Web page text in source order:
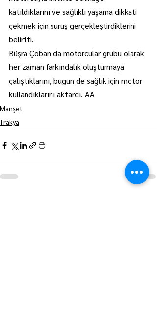
katıldıklarını ve sağlıklı yaşama dikkati
çekmek için sürüş gerçekleştirdiklerini
belirtti.
Büşra Çoban da motorcular grubu olarak
her zaman farkındalık oluşturmaya
çalıştıklarını, bugün de sağlık için motor
kullandıklarını aktardı. AA
Manşet
Trakya